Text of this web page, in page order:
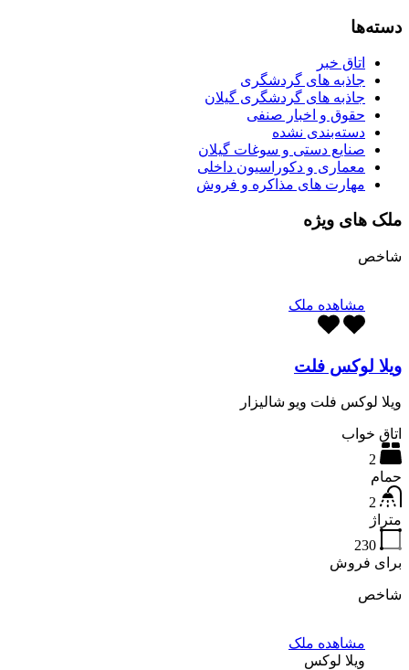
دسته‌ها
اتاق خبر
جاذبه های گردشگری
جاذبه های گردشگری گیلان
حقوق و اخبار صنفی
دسته‌بندی نشده
صنایع دستی و سوغات گیلان
معماری و دکوراسیون داخلی
مهارت های مذاکره و فروش
ملک های ویژه
شاخص
مشاهده ملک
ویلا لوکس فلت
ویلا لوکس فلت ویو شالیزار
اتاق خواب
2
حمام
2
متراژ
230
برای فروش
شاخص
مشاهده ملک
ویلا لوکس